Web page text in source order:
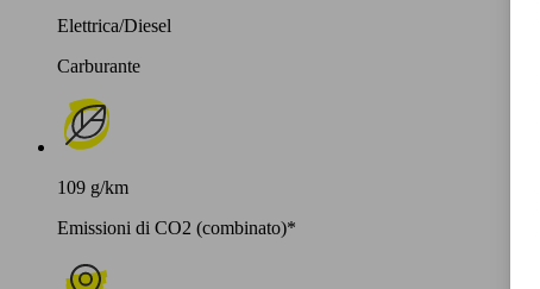
Elettrica/Diesel
Carburante
109 g/km
Emissioni di CO2 (combinato)*